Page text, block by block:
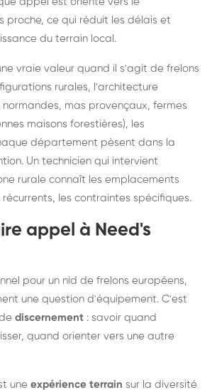
proche, ce qui réduit les délais et
du terrain local.
vraie valeur quand il s'agit de frelons
rurales, l'architecture
mas provençaux, fermes
maisons forestières), les
département pèsent dans la
Un technicien qui intervient
rurale connaît les emplacements
les contraintes spécifiques.
appel à Need's
pour un nid de frelons européens,
une question d'équipement. C'est
discernement : savoir quand
quand orienter vers une autre
une expérience terrain sur la diversité